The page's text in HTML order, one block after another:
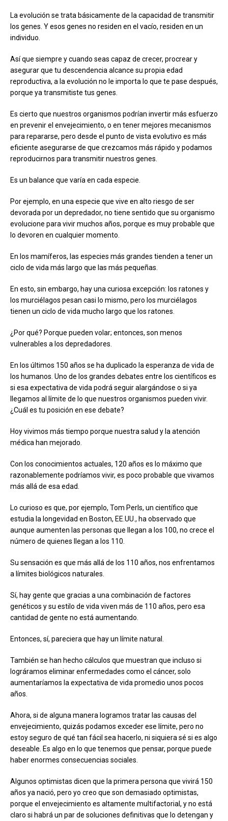
La evolución se trata básicamente de la capacidad de transmitir
los genes. Y esos genes no residen en el vacío, residen en un
individuo.
Así que siempre y cuando seas capaz de crecer, procrear y
asegurar que tu descendencia alcance su propia edad
reproductiva, a la evolución no le importa lo que te pase después,
porque ya transmitiste tus genes.
Es cierto que nuestros organismos podrían invertir más esfuerzo
en prevenir el envejecimiento, o en tener mejores mecanismos
para repararse, pero desde el punto de vista evolutivo es más
eficiente asegurarse de que crezcamos más rápido y podamos
reproducirnos para transmitir nuestros genes.
Es un balance que varía en cada especie.
Por ejemplo, en una especie que vive en alto riesgo de ser
devorada por un depredador, no tiene sentido que su organismo
evolucione para vivir muchos años, porque es muy probable que
lo devoren en cualquier momento.
En los mamíferos, las especies más grandes tienden a tener un
ciclo de vida más largo que las más pequeñas.
En esto, sin embargo, hay una curiosa excepción: los ratones y
los murciélagos pesan casi lo mismo, pero los murciélagos
tienen un ciclo de vida mucho largo que los ratones.
¿Por qué? Porque pueden volar; entonces, son menos
vulnerables a los depredadores.
En los últimos 150 años se ha duplicado la esperanza de vida de
los humanos. Uno de los grandes debates entre los científicos es
si esa expectativa de vida podrá seguir alargándose o si ya
llegamos al límite de lo que nuestros organismos pueden vivir.
¿Cuál es tu posición en ese debate?
Hoy vivimos más tiempo porque nuestra salud y la atención
médica han mejorado.
Con los conocimientos actuales, 120 años es lo máximo que
razonablemente podríamos vivir, es poco probable que vivamos
más allá de esa edad.
Lo curioso es que, por ejemplo, Tom Perls, un científico que
estudia la longevidad en Boston, EE.UU., ha observado que
aunque aumenten las personas que llegan a los 100, no crece el
número de quienes llegan a los 110.
Su sensación es que más allá de los 110 años, nos enfrentamos
a límites biológicos naturales.
Sí, hay gente que gracias a una combinación de factores
genéticos y su estilo de vida viven más de 110 años, pero esa
cantidad de gente no está aumentando.
Entonces, sí, pareciera que hay un límite natural.
También se han hecho cálculos que muestran que incluso si
lográramos eliminar enfermedades como el cáncer, solo
aumentaríamos la expectativa de vida promedio unos pocos
años.
Ahora, si de alguna manera logramos tratar las causas del
envejecimiento, quizás podamos exceder ese límite, pero no
estoy seguro de qué tan fácil sea hacerlo, ni siquiera sé si es algo
deseable. Es algo en lo que tenemos que pensar, porque puede
haber enormes consecuencias sociales.
Algunos optimistas dicen que la primera persona que vivirá 150
años ya nació, pero yo creo que son demasiado optimistas,
porque el envejecimiento es altamente multifactorial, y no está
claro si habrá un par de soluciones definitivas que lo detengan y